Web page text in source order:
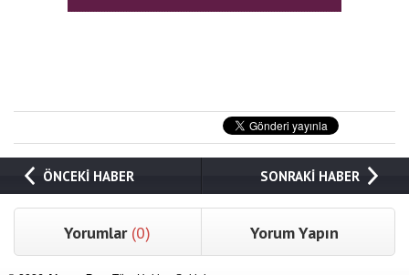
ÖNCEKİ HABER SONRAKİ HABER
Yorumlar (0) Yorum Yapın